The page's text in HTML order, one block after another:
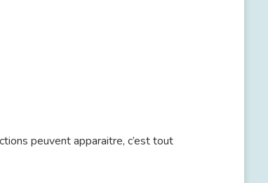
peuvent apparaitre, c’est tout